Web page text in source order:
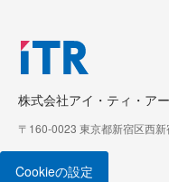
株式会社アイ・ティ・ア
〒160-0023 東京都新宿区西
Cookieの設定